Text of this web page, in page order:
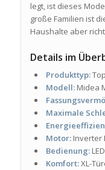
legt, ist dieses
große Familien ist
Haushalte aber
Details im
Produkttyp:
Modell:Midea
Maximale
Motor:Inverter
Bedienung:
Komfort:XL-